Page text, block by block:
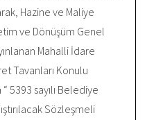
Hazine ve Maliye
ve Dönüşüm Genel
Mahalli İdare
Tavanları Konulu
5393 sayılı Belediye
Sözleşmeli